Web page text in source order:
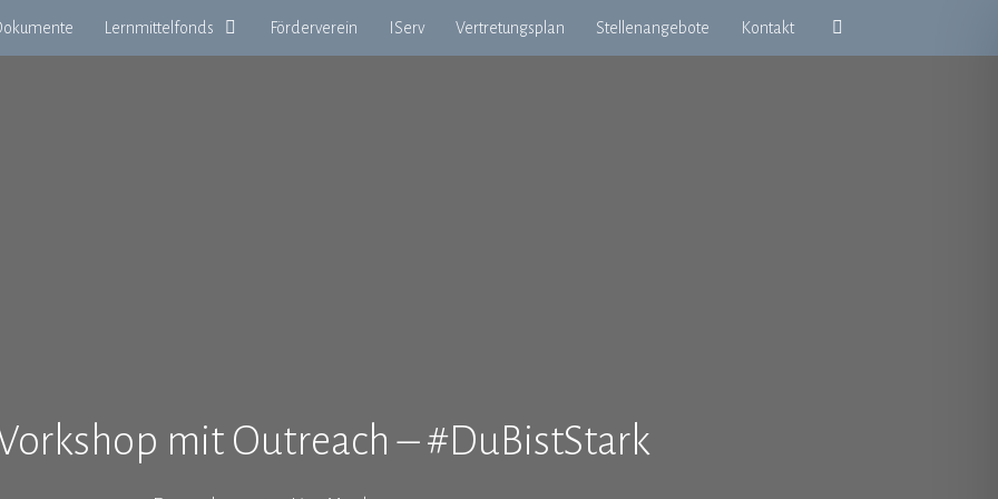
Lernmittelfonds Förderverein IServ Vertretungsplan Stellenangebote Kontakt
mit Outreach – #DuBistStark